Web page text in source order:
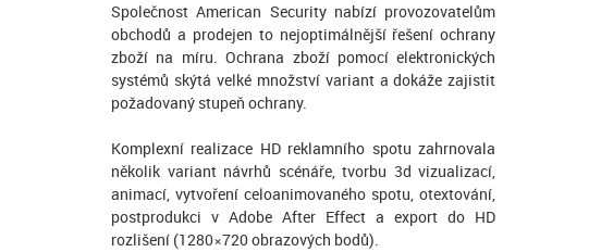
Společnost American Security nabízí provozovatelům
obchodů a prodejen to nejoptimálnější řešení ochrany
zboží na míru. Ochrana zboží pomocí elektronických
systémů skýtá velké množství variant a dokáže zajistit
požadovaný stupeň ochrany.
Komplexní realizace HD reklamního spotu zahrnovala
několik variant návrhů scénáře, tvorbu 3d vizualizací,
animací, vytvoření celoanimovaného spotu, otextování,
postprodukci v Adobe After Effect a export do HD
rozlišení (1280×720 obrazových bodů).